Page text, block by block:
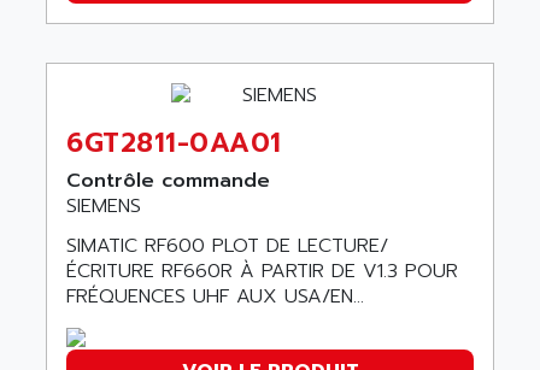
PB400
984 SERIE
SIMODRIVE
C350
15N
ACCESS
ACCROSSER
ACCUCELL
ACCU-SORT SYSTEMS
ACCUTRONICS
ACDC
ACEDIS
ACER
ACERIME
6GT2811-0AA01
Contrôle commande
SIEMENS
SIMATIC RF600 PLOT DE LECTURE/
ÉCRITURE RF660R À PARTIR DE V1.3 POUR
FRÉQUENCES UHF AUX USA/EN...